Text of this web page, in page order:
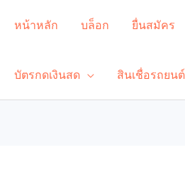
หน้าหลัก บล็อก ยื่นสมัคร
บัตรกดเงินสด สินเชื่อรถยนต์